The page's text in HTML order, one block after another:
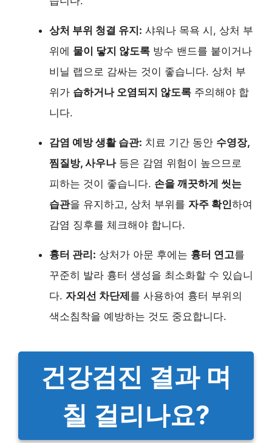
상처 부위 청결 유지: 샤워나 목욕 시, 상처 부
위에 물이 닿지 않도록 방수 밴드를 붙이거나
비닐 랩으로 감싸는 것이 좋습니다. 상처 부
위가 습하거나 오염되지 않도록 주의해야 합
니다.
감염 예방 생활 습관: 치료 기간 동안 수영장,
찜질방, 사우나등은 감염 위험이 높으므로
피하는 것이 좋습니다. 손을 깨끗하게 씻는
습관을 유지하고, 상처 부위를 자주 확인하여
감염 징후를 체크해야 합니다.
흉터 관리: 상처가 아문 후에는 흉터 연고를
꾸준히 발라 흉터 생성을 최소화할 수 있습니
다. 자외선 차단제 를 사용하여 흉터 부위의
색소침착을 예방하는 것도 중요합니다.
건강검진 결과 며
칠 걸리나요?